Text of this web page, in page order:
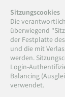
Sitzungscookies
Die
überwiegend
der Festplatte
und die mit
werden.
Login-
Balancing
verwendet.